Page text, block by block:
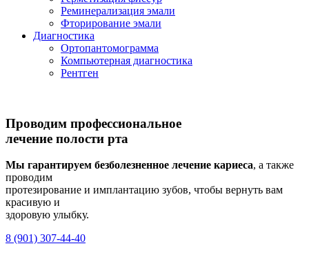
Реминерализация эмали
Фторирование эмали
Диагностика
Ортопантомограмма
Компьютерная диагностика
Рентген
Проводим профессиональное
лечение полости рта
Мы гарантируем безболезненное лечение кариеса, а также
проводим
протезирование и имплантацию зубов, чтобы вернуть вам
красивую и
здоровую улыбку.
8 (901) 307-44-40